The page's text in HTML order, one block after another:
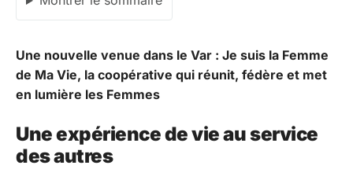
Une nouvelle venue dans le Var : Je suis la Femme
de Ma Vie, la coopérative qui réunit, fédère et met
en lumière les Femmes
Une expérience de vie au service
des autres